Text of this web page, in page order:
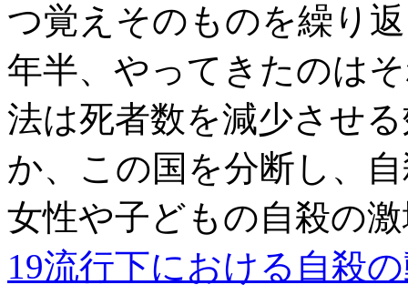
つ覚えそのものを繰り
年半、やってきたのは
法は死者数を減少させ
か、この国を分断し、
女性や子どもの自殺の
19流行下における自殺